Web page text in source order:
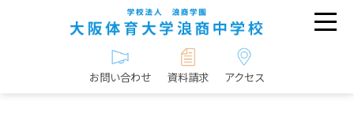
お問い合わせ 資料請求 アクセス